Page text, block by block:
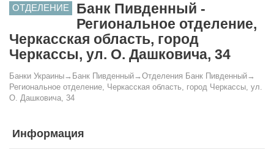
ОТДЕЛЕНИЕ
Банк Пивденный -
Региональное отделение,
Черкасская область, город
Черкассы, ул. О. Дашковича, 34
Банки Украины→ Банк Пивденный→ Отделения Банк Пивденный→
Региональное отделение, Черкасская область, город Черкассы, ул.
О. Дашковича, 34
Информация